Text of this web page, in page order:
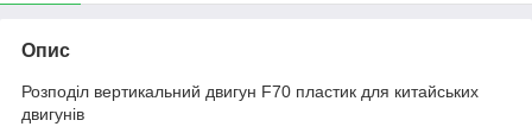
Опис
Розподіл вертикальний двигун F70 пластик для китайських
двигунів